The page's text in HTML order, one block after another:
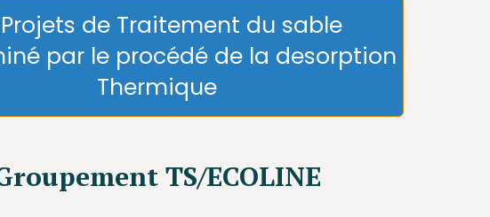
Projets de Traitement du sable
par le procédé de la desorption
Thermique
TS/ECOLINE